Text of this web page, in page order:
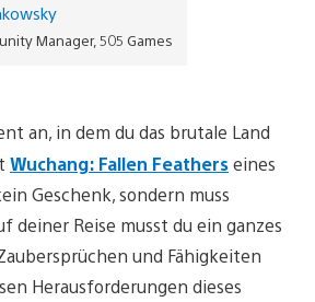
Manager, 505 Games
an, in dem du das brutale Land
Wuchang: Fallen Featherseines
Geschenk, sondern muss
deiner Reise musst du ein ganzes
und Fähigkeiten
Herausforderungen dieses